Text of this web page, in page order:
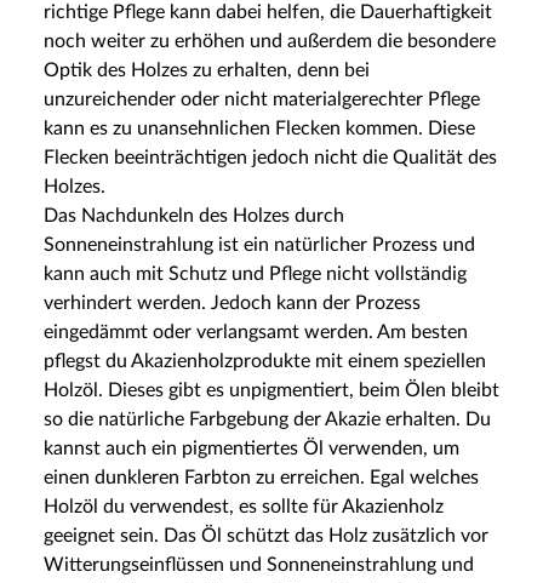
richtige Pflege kann dabei helfen, die Dauerhaftigkeit
noch weiter zu erhöhen und außerdem die besondere
Optik des Holzes zu erhalten, denn bei
unzureichender oder nicht materialgerechter Pflege
kann es zu unansehnlichen Flecken kommen. Diese
Flecken beeinträchtigen jedoch nicht die Qualität des
Holzes.
Das Nachdunkeln des Holzes durch
Sonneneinstrahlung ist ein natürlicher Prozess und
kann auch mit Schutz und Pflege nicht vollständig
verhindert werden. Jedoch kann der Prozess
eingedämmt oder verlangsamt werden. Am besten
pflegst du Akazienholzprodukte mit einem speziellen
Holzöl. Dieses gibt es unpigmentiert, beim Ölen bleibt
so die natürliche Farbgebung der Akazie erhalten. Du
kannst auch ein pigmentiertes Öl verwenden, um
einen dunkleren Farbton zu erreichen. Egal welches
Holzöl du verwendest, es sollte für Akazienholz
geeignet sein. Das Öl schützt das Holz zusätzlich vor
Witterungseinflüssen und Sonneneinstrahlung und